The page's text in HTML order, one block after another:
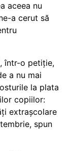
aceea nu
a cerut să
într-o petiție,
a nu mai
la plata
copiilor:
extrașcolare
spun